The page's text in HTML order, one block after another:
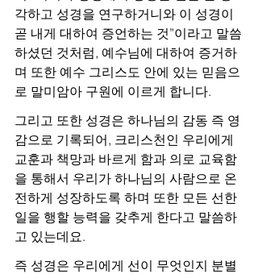
각하고 성경을 연구하거니와 이 성경이
곧 내게 대하여 증언하는 것”이라고 말씀
하셨던 것처럼, 예수님에 대하여 증거하
며 또한 예수 그리스도 안에 있는 믿음으
로 말미암아 구원에 이르게 합니다.
그리고 또한 성경은 하나님의 감동 즉 영
감으로 기록되어, 크리스천인 우리에게
교훈과 책망과 바르게 함과 의로 교육함
을 통해서 우리가 하나님의 사람으로 온
전하게 성장하도록 하며 또한 모든 선한
일을 행할 능력을 갖추게 한다고 말씀하
고 있는데요.
즉 성경은 우리에게 선이 무엇인지 분별